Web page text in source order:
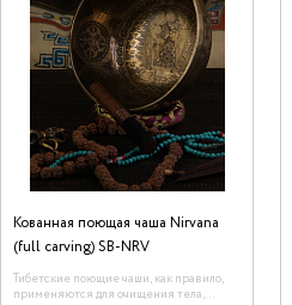
Кованная поющая чаша Nirvana
(full carving) SB-NRV
Тибетские поющие чаши, как правило,
применяются для очищения тела,